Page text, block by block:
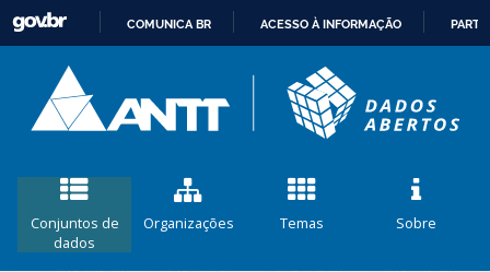
CONTEÚDO
COMUNICA BR ACESSO À INFORMAÇÃO
Conjuntos de
dados
Organizações Temas Sobre